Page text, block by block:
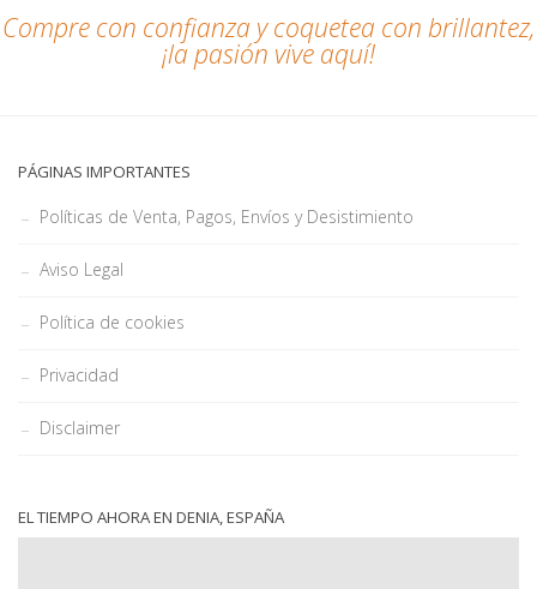
Compre con confianza y coquetea con brillantez,
¡la pasión vive aquí!
PÁGINAS IMPORTANTES
Políticas de Venta, Pagos, Envíos y Desistimiento
Aviso Legal
Política de cookies
Privacidad
Disclaimer
EL TIEMPO AHORA EN DENIA, ESPAÑA